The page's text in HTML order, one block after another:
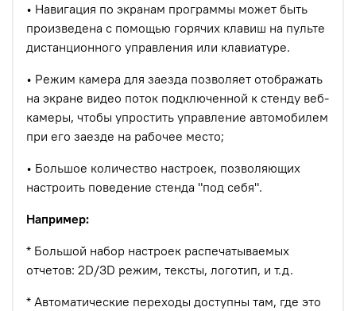
• Навигация по экранам программы может быть
произведена с помощью горячих клавиш на пульте
дистанционного управления или клавиатуре.
• Режим камера для заезда позволяет отображать
на экране видео поток подключенной к стенду веб-
камеры, чтобы упростить управление автомобилем
при его заезде на рабочее место;
• Большое количество настроек, позволяющих
настроить поведение стенда "под себя".
Например:
* Большой набор настроек распечатываемых
отчетов: 2D/3D режим, тексты, логотип, и т.д.
* Автоматические переходы доступны там, где это